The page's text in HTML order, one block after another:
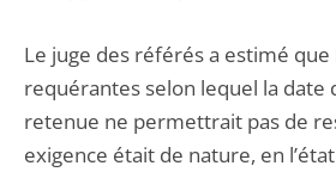
Le juge des référés a estimé
requérantes selon lequel la date
retenue ne permettrait pas de
exigence était de nature, en